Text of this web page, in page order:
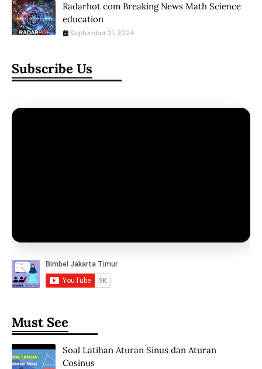
Radarhot com Breaking News Math Science
education
September 21, 2024
Subscribe Us
Must See
Soal Latihan Aturan Sinus dan Aturan
Cosinus